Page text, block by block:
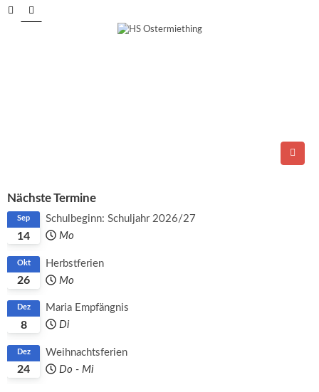
Nächste Termine
14
Sep
Schulbeginn: Schuljahr 2026/27
Mo
26
Okt
Herbstferien
Mo
8
Dez
Maria Empfängnis
Di
24
Dez
Weihnachtsferien
Do - Mi